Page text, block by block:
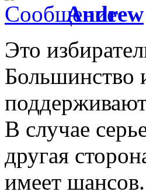
Andrew
Это
Большинство
В случае
другая
имеет шансов.